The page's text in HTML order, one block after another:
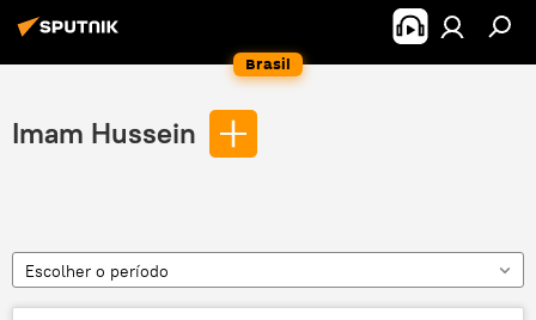
Brasil
Imam Hussein
Escolher o período